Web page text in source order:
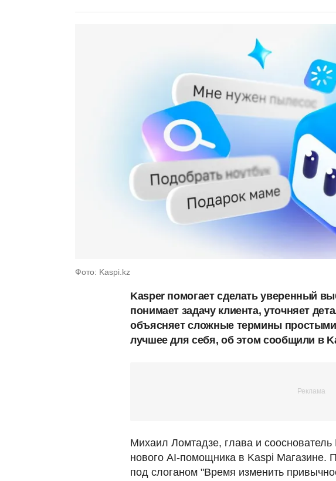
Фото: Kaspi.kz
Kasper помогает сделать уверенный
понимает задачу клиента, уточняет
объясняет сложные термины
лучшее для себя, об этом сообщили в
Михаил Ломтадзе, глава и
нового AI-помощника в Kaspi Магазине.
под слоганом "Время изменить